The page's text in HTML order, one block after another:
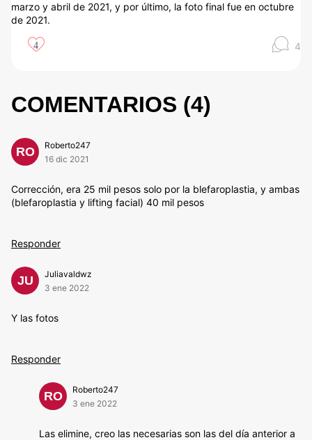
marzo y abril de 2021, y por último, la foto final fue en octubre
de 2021.
4 4
COMENTARIOS (4)
RO
Roberto247
16 dic 2021
Corrección, era 25 mil pesos solo por la blefaroplastia, y ambas
(blefaroplastia y lifting facial) 40 mil pesos
Responder
JU
Juliavaldwz
3 ene 2022
Y las fotos
Responder
RO
Roberto247
3 ene 2022
Las elimine, creo las necesarias son las del día anterior a